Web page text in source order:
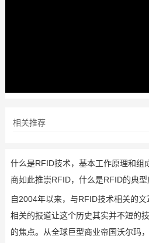
相关推荐
什么是RFID技术，基本工作原理和组
商如此推崇RFID，什么是RFID的典型
自2004年以来，与RFID技术相关的文
相关的报道让这个历史其实并不短的
的焦点。从全球巨型商业帝国沃尔玛